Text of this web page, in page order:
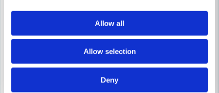
Allow all
Allow selection
Deny
TEBO
TEBO Kakelkryss Large 2mm (250-P)
TEBO Kakelsnöre 3mm (20m)